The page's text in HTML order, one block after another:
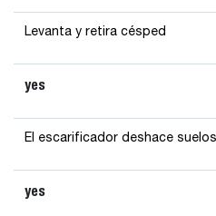
Levanta y retira césped
yes
El escarificador deshace
yes